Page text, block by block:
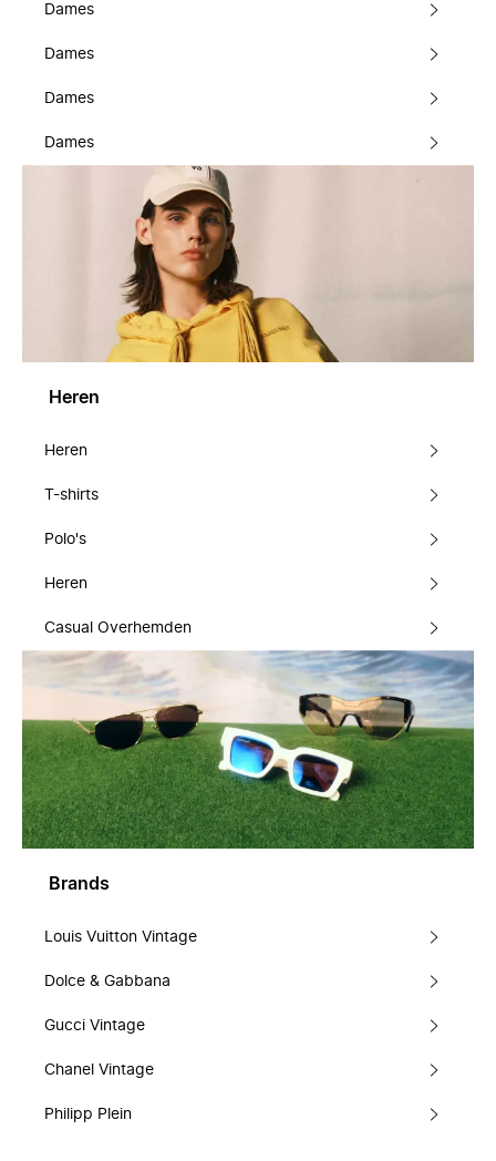
Dames
Dames
Dames
Dames
Heren
Heren
T-shirts
Polo's
Heren
Casual Overhemden
Brands
Louis Vuitton Vintage
Dolce & Gabbana
Gucci Vintage
Chanel Vintage
Philipp Plein